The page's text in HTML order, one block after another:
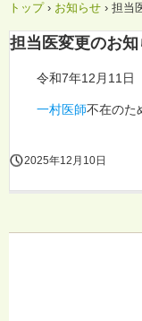
トップ › お知らせ › 担当
担当医変更のお知
令和7年12月11
一村医師不在のた
2025年12月10日